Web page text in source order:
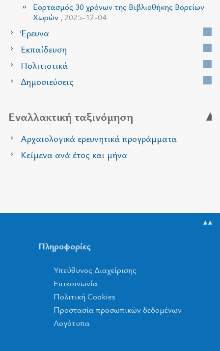
Εορτασμός 30 χρόνων της Βιβλιοθήκης Βορείων
Χωρών , 2025-12-04
Έρευνα
Εκπαίδευση
Πολιτιστικά
Δημοσιεύσεις
Εναλλακτική ταξινόμηση
Αρχαιολογικά ερευνητικά προγράμματα
Κείμενα ανά έτος και μήνα
▲▲
Πληροφορίες
Υπεύθυνος Διαχείρισης
Επικοινωνία
Πολιτική Cookies
Προστασία προσωπικών δεδομένων
Λογότυπα